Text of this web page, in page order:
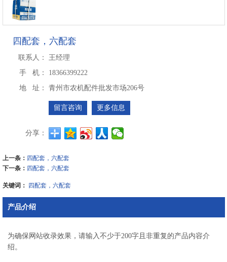
四配套，六配套
联系人：
王经理
手 机：
18366399222
地 址：
青州市农机配件批发市场206号
留言咨询 更多信息
分享：
上一条： 四配套，六配套
下一条： 四配套，六配套
关键词： 四配套，六配套
产品介绍
为确保网站收录效果，请输入不少于200字且非重复的产品内容介
绍。